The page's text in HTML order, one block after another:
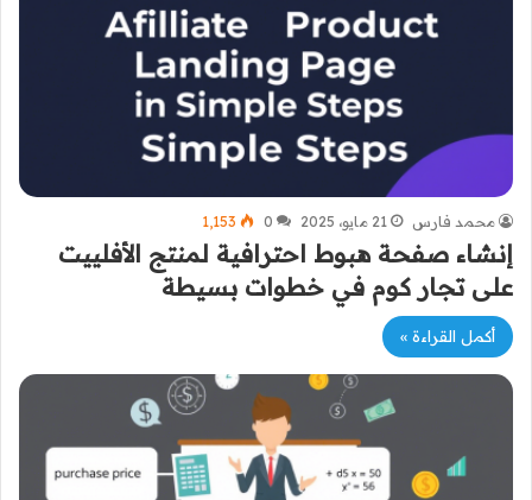
محمد فارس 21 مايو، 2025 0 1٬153
إنشاء صفحة هبوط احترافية لمنتج الأفلييت
على تجار كوم في خطوات بسيطة
أكمل القراءة »